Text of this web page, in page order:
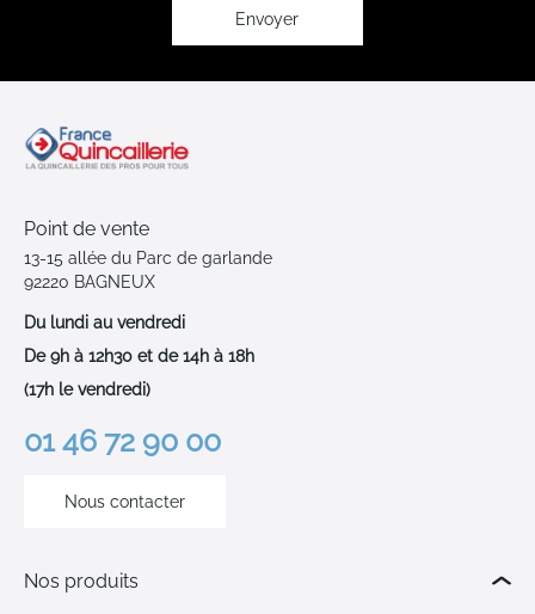
Envoyer
Point de vente
13-15 allée du Parc de garlande
92220 BAGNEUX
Du lundi au vendredi
De 9h à 12h30 et de 14h à 18h
(17h le vendredi)
01 46 72 90 00
Nous contacter
Nos produits